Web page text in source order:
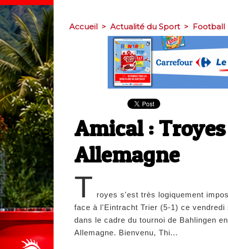
Accueil > Actualité du Sport > Football
Amical :
Allemagne
T royes s'est très logiquement
face à l'Eintracht Trier (5-1) ce vendredi
dans le cadre du tournoi de Bahlingen en
Allemagne. Bienvenu, Thi...